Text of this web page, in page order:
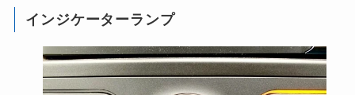
インジケーターランプ